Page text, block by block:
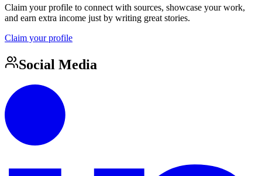
Claim your profile to connect with sources, showcase your work,
and earn extra income just by writing great stories.
Claim your profile
Social Media